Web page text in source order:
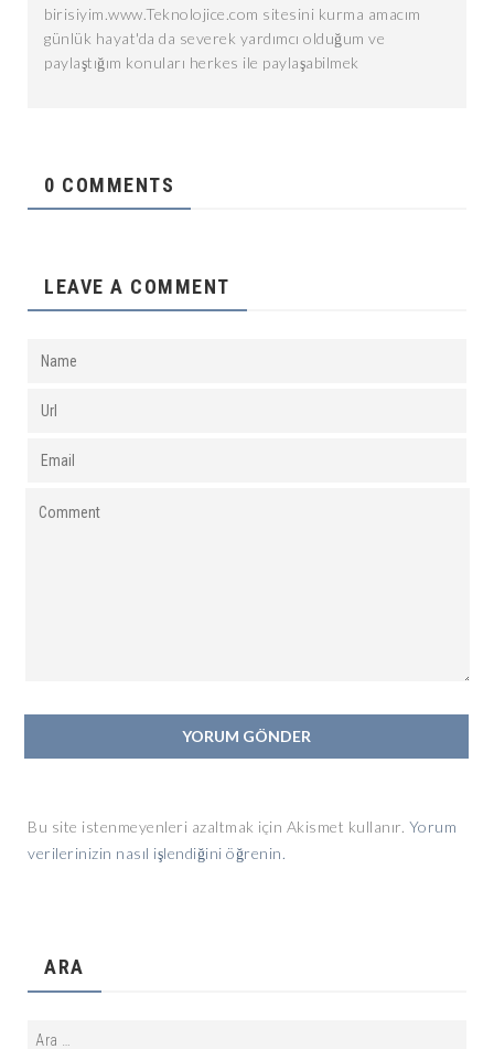
birisiyim.www.Teknolojice.com sitesini kurma amacım
günlük hayat'da da severek yardımcı olduğum ve
paylaştığım konuları herkes ile paylaşabilmek
0 COMMENTS
LEAVE A COMMENT
Bu site istenmeyenleri azaltmak için Akismet kullanır. Yorum
verilerinizin nasıl işlendiğini öğrenin.
ARA